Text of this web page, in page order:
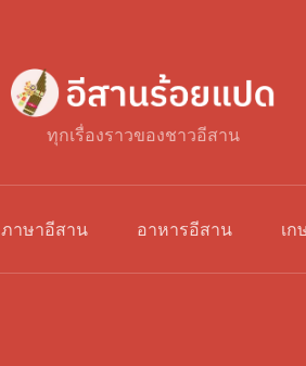
ทุกเรื่องราวของชาวอีสาน
ภาษาอีสาน อาหารอีสาน เก